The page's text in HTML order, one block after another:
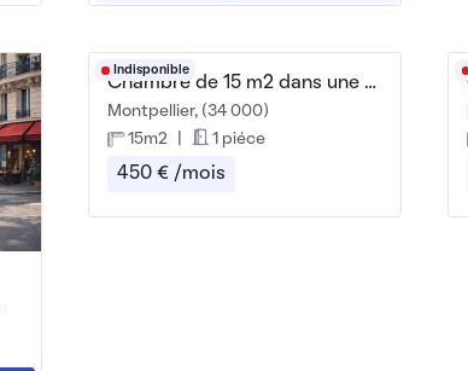
Indisponible
Chambre de 15 m2 dans une maison en colocation
Montpellier, (34 000)
15m2
1 piéce
450 € /mois